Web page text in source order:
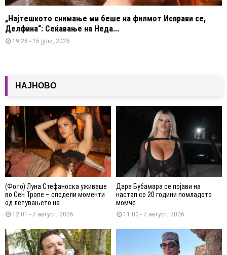
„Најтешкото снимање ми беше на филмот Исправи се,
Делфина“: Сеќавање на Неда...
19:28 - 15 јули, 2026
НАЈНОВО
(Фото) Луна Стефаноска уживаше
во Сен Тропе – сподели моменти
од летувањето на...
12:01 - 7 август, 2026
Дара Бубамара се појави на
настап со 20 години помладото
момче
11:00 - 7 август, 2026